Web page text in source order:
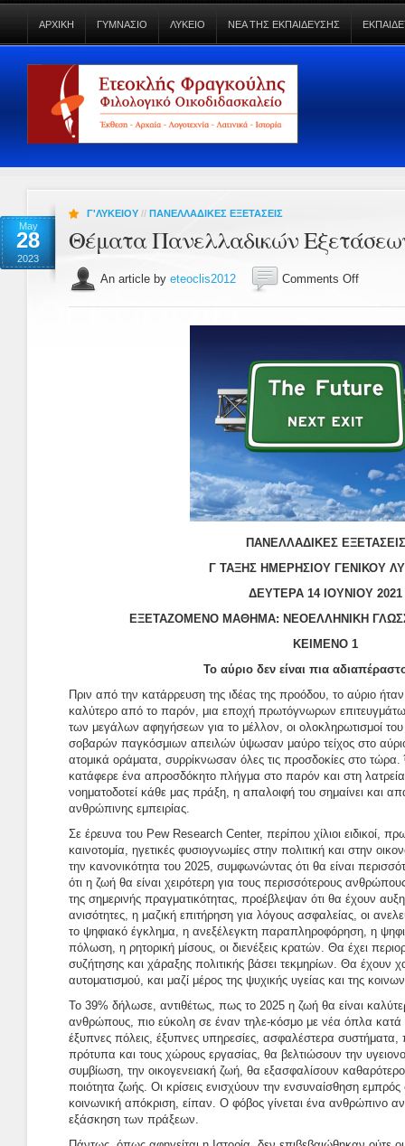
ΑΡΧΙΚΗ ΓΥΜΝΑΣΙΟ ΛΥΚΕΙΟ ΝΕΑ ΤΗΣ ΕΚΠΑΙΔΕΥΣΗΣ
May
28
2023
Γ'ΛΥΚΕΙΟΥ // ΠΑΝΕΛΛΑΔΙΚΕΣ ΕΞΕΤΑΣΕΙΣ
Θέματα Πανελλαδικών
An article by eteoclis2012 Comments Off
ΠΑΝΕΛΛΑΔΙΚΕΣ ΕΞΕΤΑΣΕΙΣ
Γ ΤΑΞΗΣ ΗΜΕΡΗΣΙΟΥ ΓΕΝΙΚΟΥ
ΔΕΥΤΕΡΑ 14 ΙΟΥΝΙΟΥ 2021
ΕΞΕΤΑΖΟΜΕΝΟ ΜΑΘΗΜΑ: ΝΕΟΕΛΛΗΝΙΚΗ
ΚΕΙΜΕΝΟ 1
Το αύριο δεν είναι πια
Πριν από την κατάρρευση της ιδέας της προόδου, το αύριο
καλύτερο από το παρόν, μια εποχή πρωτόγνωρων
των μεγάλων αφηγήσεων για το μέλλον, οι ολοκληρωτισμοί
σοβαρών παγκόσμιων απειλών ύψωσαν μαύρο τείχος στο
ατομικά οράματα, συρρίκνωσαν όλες τις προσδοκίες στο
κατάφερε ένα απροσδόκητο πλήγμα στο παρόν και στη λατρεία
νοηματοδοτεί κάθε μας πράξη, η απαλοιφή του σημαίνει και
ανθρώπινης εμπειρίας.
Σε έρευνα του Pew Research Center, περίπου χίλιοι ειδικοί,
καινοτομία, ηγετικές φυσιογνωμίες στην πολιτική και στην
την κανονικότητα του 2025, συμφωνώντας ότι θα είναι
ότι η ζωή θα είναι χειρότερη για τους περισσότερους
της σημερινής πραγματικότητας, προέβλεψαν ότι θα έχουν
ανισότητες, η μαζική επιτήρηση για λόγους ασφαλείας, οι
το ψηφιακό έγκλημα, η ανεξέλεγκτη παραπληροφόρηση, η
πόλωση, η ρητορική μίσους, οι διενέξεις κρατών. Θα έχει
συζήτησης και χάραξης πολιτικής βάσει τεκμηρίων. Θα έχουν
αυτοματισμού, και μαζί μέρος της ψυχικής υγείας και της
Το 39% δήλωσε, αντιθέτως, πως το 2025 η ζωή θα είναι
ανθρώπους, πιο εύκολη σε έναν τηλε-κόσμο με νέα όπλα
έξυπνες πόλεις, έξυπνες υπηρεσίες, ασφαλέστερα
πρότυπα και τους χώρους εργασίας, θα βελτιώσουν την
συμβίωση, την οικογενειακή ζωή, θα εξασφαλίσουν
ποιότητα ζωής. Οι κρίσεις ενισχύουν την ενσυναίσθηση εμπρός
κοινωνική απόκριση, είπαν. Ο φόβος γίνεται ένα ανθρώπινο
εξάσκηση των πράξεων.